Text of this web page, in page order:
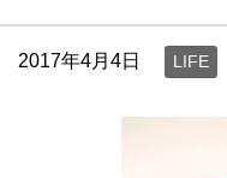
2017年4月4日 LIFE